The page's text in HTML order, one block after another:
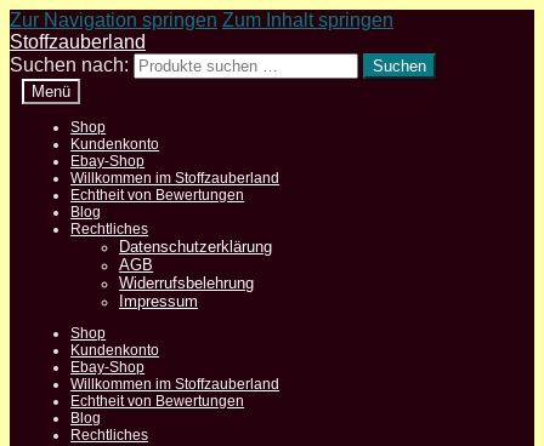
Zur Navigation springen Zum Inhalt springen
Stoffzauberland
Suchen nach:
Suchen
Menü
Shop
Kundenkonto
Ebay-Shop
Willkommen im Stoffzauberland
Echtheit von Bewertungen
Blog
Rechtliches
Datenschutzerklärung
AGB
Widerrufsbelehrung
Impressum
Shop
Kundenkonto
Ebay-Shop
Willkommen im Stoffzauberland
Echtheit von Bewertungen
Blog
Rechtliches